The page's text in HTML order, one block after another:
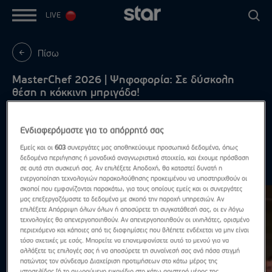
LIVE
Πίσω
MasterChef 2026 | Ψηφοφορία: Σε δύσκολη
θέση η κόκκινη μπριγάδα!
Highlights Δες τα όλα
Ενδιαφερόμαστε για το απόρρητό σας
Εμείς και οι603 συνεργάτες μας αποθηκεύουμε προσωπικά δεδομένα, όπως
δεδομένα περιήγησης ή μοναδικά αναγνωριστικά στοιχεία, και έχουμε πρόσβαση
σε αυτά στη συσκευή σας. Αν επιλέξετε Αποδοχή, θα καταστεί δυνατή η
ενεργοποίηση τεχνολογιών παρακολούθησης προκειμένου να υποστηριχθούν οι
σκοποί που εμφανίζονται παρακάτω, για τους οποίους εμείς και οι συνεργάτες
μας επεξεργαζόμαστε τα δεδομένα με σκοπό την παροχή υπηρεσιών. Αν
επιλέξετε Απόρριψη όλων όλων ή αποσύρετε τη συγκατάθεσή σας, οι εν λόγω
τεχνολογίες θα απενεργοποιηθούν. Αν απενεργοποιηθούν οι ιχνηλάτες, ορισμένο
περιεχόμενο και κάποιες από τις διαφημίσεις που βλέπετε ενδέχεται να μην είναι
τόσο σχετικές με εσάς. Μπορείτε να επανεμφανίσετε αυτό το μενού για να
αλλάξετε τις επιλογές σας ή να αποσύρετε τη συναίνεσή σας ανά πάσα στιγμή
πατώντας τον σύνδεσμο Διαχείριση προτιμήσεων στο κάτω μέρος της